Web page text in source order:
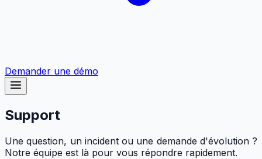
Demander une démo
Support
Une question, un incident ou une demande d'évolution ?
Notre équipe est là pour vous répondre rapidement.